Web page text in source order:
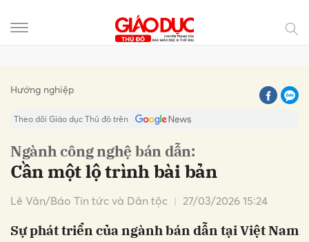
Hướng nghiệp
Theo dõi Giáo dục Thủ đô trên
Ngành công nghệ bán dẫn:
Cần một lộ trình bài bản
Lê Vân/Báo Tin tức và Dân tộc 27/03/2026 15:24
Sự phát triển của ngành bán dẫn tại Việt Nam